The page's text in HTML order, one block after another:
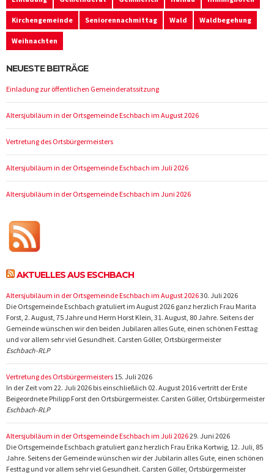
Kirchengemeinde Seniorennachmittag Wald Waldbegehung
Weihnachten
NEUESTE BEITRÄGE
Einladung zur öffentlichen Gemeinderatssitzung
Altersjubiläum in der Ortsgemeinde Eschbach im August 2026
Vertretung des Ortsbürgermeisters
Altersjubiläum in der Ortsgemeinde Eschbach im Juli 2026
Altersjubiläum in der Ortsgemeinde Eschbach im Juni 2026
AKTUELLES AUS ESCHBACH
Altersjubiläum in der Ortsgemeinde Eschbach im August 202630. Juli 2026
Die Ortsgemeinde Eschbach gratuliert im August 2026 ganz herzlich Frau Marita
Forst, 2. August, 75 Jahre und Herrn Horst Klein, 31. August, 80 Jahre. Seitens der
Gemeinde wünschen wir den beiden Jubilaren alles Gute, einen schönen Festtag
und vor allem sehr viel Gesundheit. Carsten Göller, Ortsbürgermeister
Eschbach-RLP
Vertretung des Ortsbürgermeisters 15. Juli 2026
In der Zeit vom 22. Juli 2026 bis einschließlich 02. August 2016 vertritt der Erste
Beigeordnete Philipp Forst den Ortsbürgermeister. Carsten Göller, Ortsbürgermeister
Eschbach-RLP
Altersjubiläum in der Ortsgemeinde Eschbach im Juli 202629. Juni 2026
Die Ortsgemeinde Eschbach gratuliert ganz herzlich Frau Erika Kortwig, 12. Juli, 85
Jahre. Seitens der Gemeinde wünschen wir der Jubilarin alles Gute, einen schönen
Festtag und vor allem sehr viel Gesundheit. Carsten Göller, Ortsbürgermeister